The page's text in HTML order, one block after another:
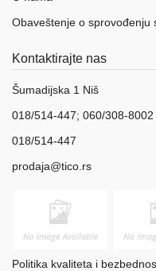
Obaveštenje o sprovođenju
Kontaktirajte nas
Šumadijska 1 Niš
018/514-447; 060/308-8002
018/514-447
prodaja@tico.rs
Politika kvaliteta i